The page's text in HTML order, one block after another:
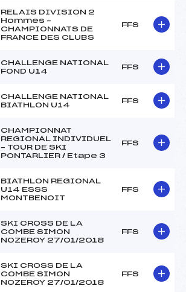
RELAIS DIVISION 2
Hommes –
CHAMPIONNATS DE
FRANCE DES CLUBS
FFS
CHALLENGE NATIONAL
FOND U14
FFS
CHALLENGE NATIONAL
BIATHLON U14
FFS
CHAMPIONNAT
REGIONAL INDIVIDUEL
– TOUR DE SKI
PONTARLIER / Etape 3
FFS
BIATHLON REGIONAL
U14 ESSS
MONTBENOIT
FFS
SKI CROSS DE LA
COMBE SIMON
NOZEROY 27/01/2018
FFS
SKI CROSS DE LA
COMBE SIMON
NOZEROY 27/01/2018
FFS